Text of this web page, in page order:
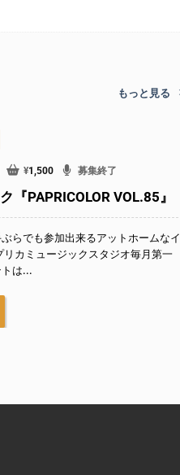
もっと見る
¥1,500 募集終了
『PAPRICOLOR VOL.85』
らでも参加出来るアットホームなイ
リカミュージックスタジオ毎月第一
は...